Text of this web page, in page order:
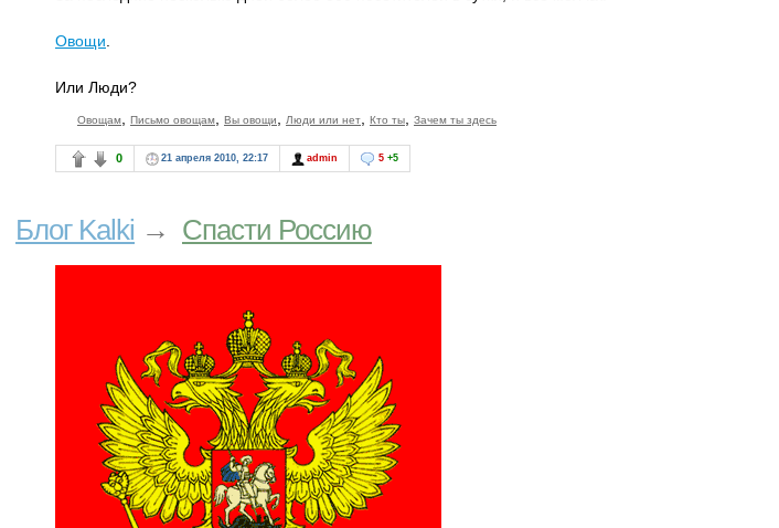
Овощи
Или Люди?
Овощам Письмо овощам Вы овощи Люди или нет Кто ты Зачем ты здесь
0 21 апреля 2010, 22:17 admin 5 +5
Блог Kalki → Спасти Россию